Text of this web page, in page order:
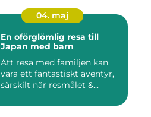
04. maj
En oförglömlig resa till
Japan med barn
Att resa med familjen kan
vara ett fantastiskt äventyr,
särskilt när resmålet &...